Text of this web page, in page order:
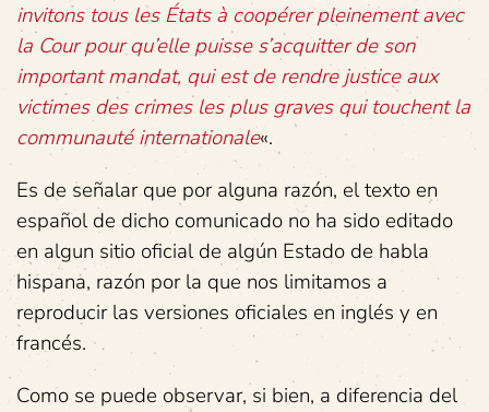
invitons tous les États à coopérer pleinement avec
la Cour pour qu’elle puisse s’acquitter de son
important mandat, qui est de rendre justice aux
victimes des crimes les plus graves qui touchent la
communauté internationale«.
Es de señalar que por alguna razón, el texto en
español de dicho comunicado no ha sido editado
en algun sitio oficial de algún Estado de habla
hispana, razón por la que nos limitamos a
reproducir las versiones oficiales en inglés y en
francés.
Como se puede observar, si bien, a diferencia del